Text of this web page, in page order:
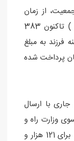
از زمان
ابلاغ شیوه نامه مربوطه (31 فروردین ) تاکنون 383
فرزند به مبلغ
پرداخت شده
ماه سال جاری با ارسال
وزارت راه و
شهرسازی و ابلاغ آن به بانکهای عامل، برای 121 هزار و